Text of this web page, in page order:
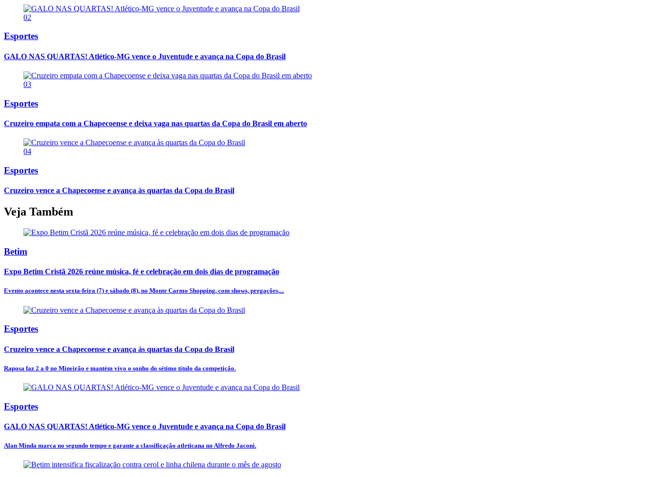
02
Esportes
GALO NAS QUARTAS! Atlético-MG vence o Juventude e avança na Copa do Brasil
03
Esportes
Cruzeiro empata com a Chapecoense e deixa vaga nas quartas da Copa do Brasil em aberto
04
Esportes
Cruzeiro vence a Chapecoense e avança às quartas da Copa do Brasil
Veja Também
Betim
Expo Betim Cristã 2026 reúne música, fé e celebração em dois dias de programação
Evento acontece nesta sexta-feira (7) e sábado (8), no Monte Carmo Shopping, com shows, pregações,...
Esportes
Cruzeiro vence a Chapecoense e avança às quartas da Copa do Brasil
Raposa faz 2 a 0 no Mineirão e mantém vivo o sonho do sétimo título da competição.
Esportes
GALO NAS QUARTAS! Atlético-MG vence o Juventude e avança na Copa do Brasil
Alan Minda marca no segundo tempo e garante a classificação atleticana no Alfredo Jaconi.